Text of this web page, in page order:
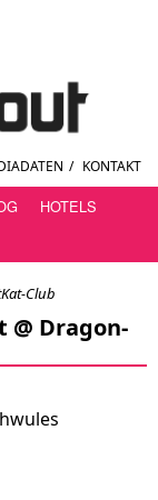
/ KONTAKT
HOTELS
Club
Dragon-